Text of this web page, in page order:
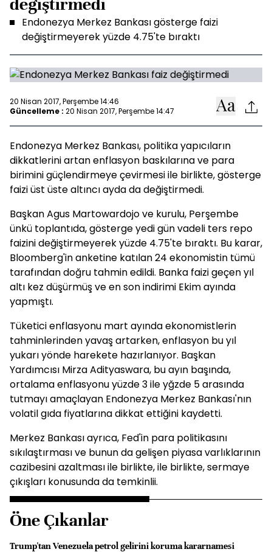
değiştirmedi
Endonezya Merkez Bankası gösterge faizi
değiştirmeyerek yüzde 4.75'te bıraktı
20 Nisan 2017, Perşembe 14:46
Güncelleme : 20 Nisan 2017, Perşembe 14:47
Endonezya Merkez Bankası, politika yapıcıların
dikkatlerini artan enflasyon baskılarına ve para
birimini güçlendirmeye çevirmesi ile birlikte, gösterge
faizi üst üste altıncı ayda da değiştirmedi.
Başkan Agus Martowardojo ve kurulu, Perşembe
ünkü toplantıda, gösterge yedi gün vadeli ters repo
faizini değiştirmeyerek yüzde 4.75'te bıraktı. Bu karar,
Bloomberg'in anketine katılan 24 ekonomistin tümü
tarafından doğru tahmin edildi. Banka faizi geçen yıl
altı kez düşürmüş ve en son indirimi Ekim ayında
yapmıştı.
Tüketici enflasyonu mart ayında ekonomistlerin
tahminlerinden yavaş artarken, enflasyon bu yıl
yukarı yönde harekete hazırlanıyor. Başkan
Yardımcısı Mirza Adityaswara, bu ayın başında,
ortalama enflasyonu yüzde 3 ile yğzde 5 arasında
tutmayı amaçlayan Endonezya Merkez Bankası'nın
volatil gıda fiyatlarına dikkat ettiğini kaydetti.
Merkez Bankası ayrıca, Fed'in para politikasını
sıkılaştırması ve bunun da gelişen piyasa varlıklarının
cazibesini azaltması ile birlikte, ile birlikte, sermaye
çıkışları konusunda da temkinlii.
Öne Çıkanlar
Trump'tan Venezuela petrol gelirini koruma kararnamesi